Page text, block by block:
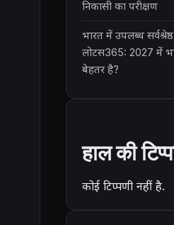
निकासी का परीक्षण
भारत में उपलब्ध
लोटस365: 2027 में
बेहतर है?
हाल की
कोई टिप्पणी नहीं है.